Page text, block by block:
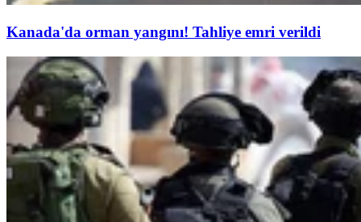
Kanada'da orman yangını! Tahliye emri verildi